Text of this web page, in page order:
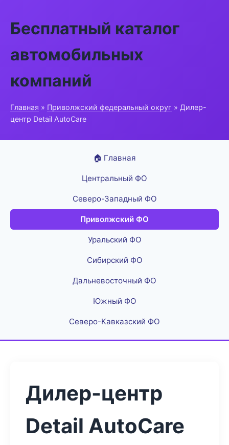
Бесплатный каталог
автомобильных
компаний
Главная » Приволжский федеральный округ » Дилер-
центр Detail AutoCare
🏠 Главная
Центральный ФО
Северо-Западный ФО
Приволжский ФО
Уральский ФО
Сибирский ФО
Дальневосточный ФО
Южный ФО
Северо-Кавказский ФО
Дилер-центр
Detail AutoCare